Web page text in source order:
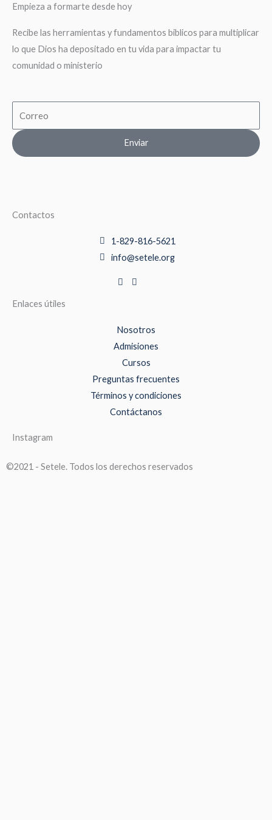
Empieza a formarte desde hoy
Recibe las herramientas y fundamentos biblicos para multiplicar
lo que Dios ha depositado en tu vida para impactar tu
comunidad o ministerio
Enviar
Contactos
1-829-816-5621
info@setele.org
Enlaces útiles
Nosotros
Admisiones
Cursos
Preguntas frecuentes
Términos y condiciones
Contáctanos
Instagram
©2021 - Setele. Todos los derechos reservados